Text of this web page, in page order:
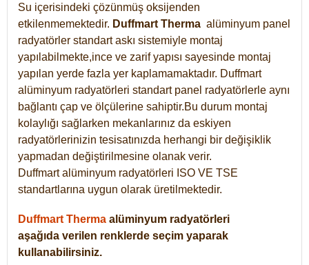
Su içerisindeki çözünmüş oksijenden
etkilenmemektedir. Duffmart Therma alüminyum panel
radyatörler standart askı sistemiyle montaj
yapılabilmekte,ince ve zarif yapısı sayesinde montaj
yapılan yerde fazla yer kaplamamaktadır. Duffmart
alüminyum radyatörleri standart panel radyatörlerle aynı
bağlantı çap ve ölçülerine sahiptir.Bu durum montaj
kolaylığı sağlarken mekanlarınız da eskiyen
radyatörlerinizin tesisatınızda herhangi bir değişiklik
yapmadan değiştirilmesine olanak verir.
Duffmart alüminyum radyatörleri ISO VE TSE
standartlarına uygun olarak üretilmektedir.
Duffmart Therma alüminyum radyatörleri
aşağıda verilen renklerde seçim yaparak
kullanabilirsiniz.